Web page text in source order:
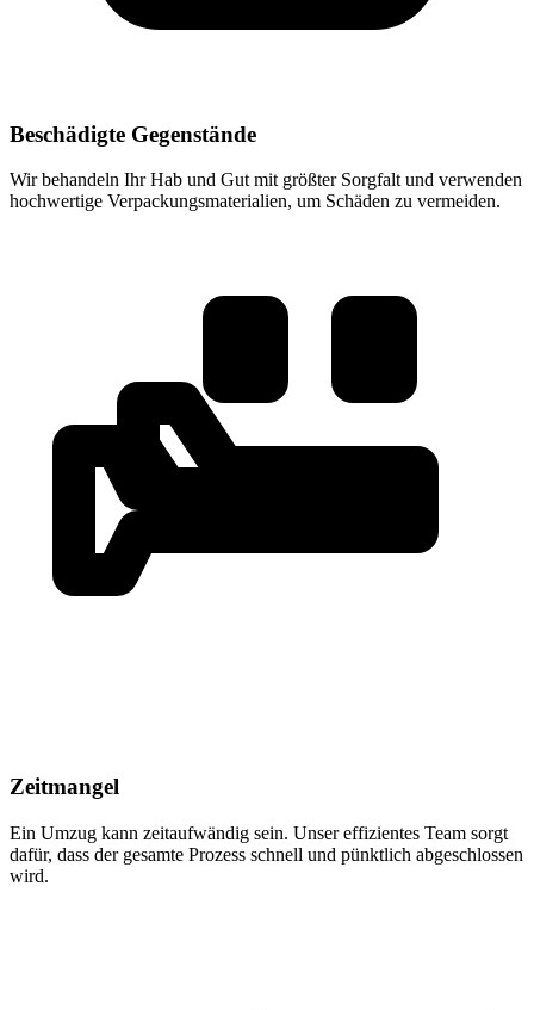
Beschädigte Gegenstände
Wir behandeln Ihr Hab und Gut mit größter Sorgfalt und verwenden
hochwertige Verpackungsmaterialien, um Schäden zu vermeiden.
Zeitmangel
Ein Umzug kann zeitaufwändig sein. Unser effizientes Team sorgt
dafür, dass der gesamte Prozess schnell und pünktlich abgeschlossen
wird.